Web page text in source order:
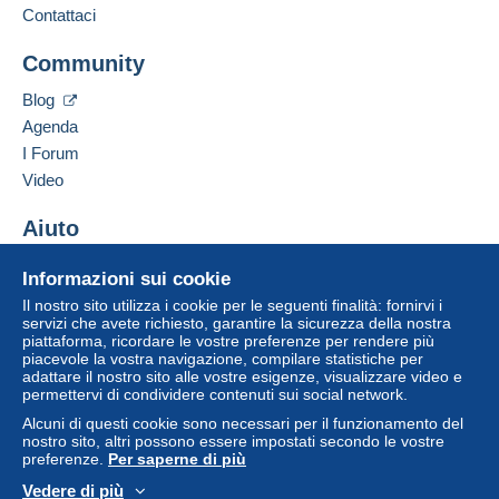
disponibili su Delcampe nella pagina "
Un pagamento non effettuato tramite
pagamento integrato nel sito
venditore all'acquirente. Un acquisto non pagato
dell'acquirente.
clausole relative al pagamento, queste sono da
considerarsi nulle e non dovute. Le condizioni di
pagamento del sito Delcampe, definite nelle
Gli acquisti devono essere pagati entro14 giorni
dal ricevimento della richiesta di pagamento del
venditore.
Diritto di recesso|Spese di restituzione a carico
dell'acquirente.
Per conoscere i termini per il reso e per il rimborso
Contattare il venditore
Informazioni sui cookie
Il nostro sito utilizza i cookie per le seguenti finalità: fornirvi i
servizi che avete richiesto, garantire la sicurezza della nostra
piattaforma, ricordare le vostre preferenze per rendere più
piacevole la vostra navigazione, compilare statistiche per
adattare il nostro sito alle vostre esigenze, visualizzare video e
permettervi di condividere contenuti sui social network.
Alcuni di questi cookie sono necessari per il funzionamento del
nostro sito, altri possono essere impostati secondo le vostre
preferenze. Per saperne di più
Vedere di più
Contattaci
Community
Blog
Agenda
I Forum
Video
Aiuto
Acquistare su Delcampe
Vendere su Delcampe
Un sito sicuro